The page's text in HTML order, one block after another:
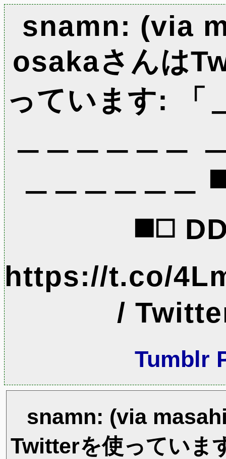
snamn: (via
osakaさんは
っています: 「
＿＿＿＿＿＿
◼️◻️
https://t.co/
/
Tumblr
snamn: (via
Twitterを使っていま